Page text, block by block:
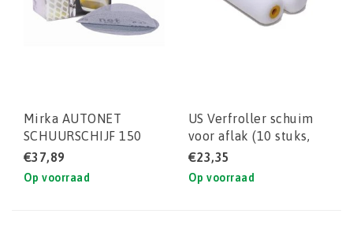
Mirka AUTONET
SCHUURSCHIJF 150
MM P600 (DOOS)
50STUKS
€37,89
Op voorraad
US Verfroller schuim
voor aflak (10 stuks,
10cm breed)
€23,35
Op voorraad